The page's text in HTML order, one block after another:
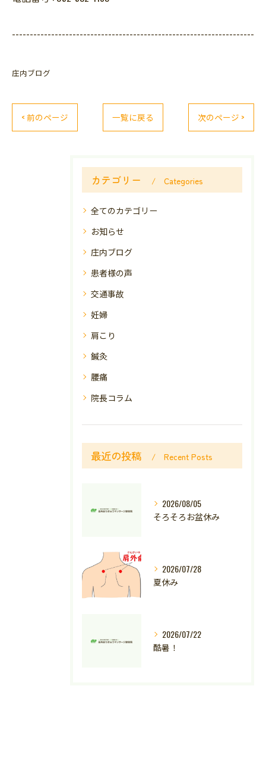
--------------------------------------------------------------------
庄内ブログ
< 前のページ 一覧に戻る 次のページ >
カテゴリー Categories
全てのカテゴリー
お知らせ
庄内ブログ
患者様の声
交通事故
妊婦
肩こり
鍼灸
腰痛
院長コラム
最近の投稿 Recent Posts
2026/08/05
そろそろお盆休み
2026/07/28
夏休み
2026/07/22
酷暑！